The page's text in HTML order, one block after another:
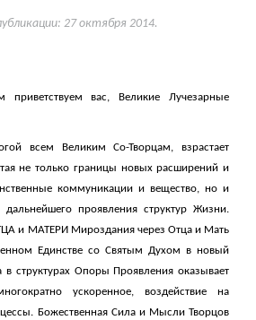
27 октября 2014.
вас, Великие Лучезарные
всем Великим Со-Творцам, взрастает
не только границы новых расширений и
коммуникации и вещество, но и
проявления структур Жизни.
и МАТЕРИ Мироздания через Отца и Мать
Единстве со Святым Духом в новый
в структурах Опоры Проявления оказывает
ускоренное, воздействие на
Божественная Сила и Мысли Творцов